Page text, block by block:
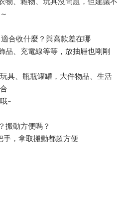
合收什麼？與高款差在哪
品、充電線等等，放抽屜也剛剛
具、瓶瓶罐罐，大件物品、生活
~
搬動方便嗎？
手，拿取搬動都超方便